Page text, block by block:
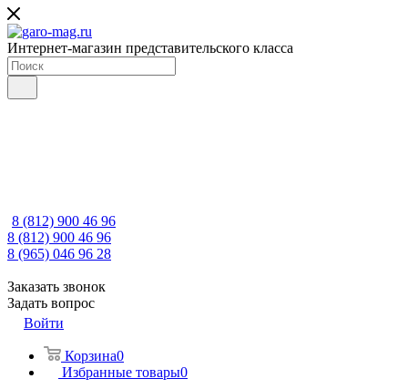
Интернет-магазин представительского класса
8 (812) 900 46 96
8 (812) 900 46 96
8 (965) 046 96 28
Заказать звонок
Задать вопрос
Войти
Корзина0
Избранные товары0